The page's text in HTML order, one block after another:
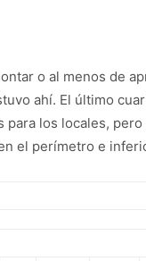
o al menos de
ahí. El último
para los locales,
el perímetro e